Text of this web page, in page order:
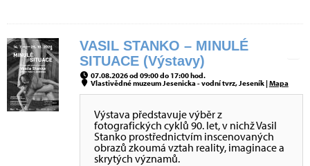
VASIL STANKO – MINULÉ
SITUACE (Výstavy)
07.08.2026 od 09:00 do 17:00 hod.
Vlastivědné muzeum Jesenicka - vodní tvrz, Jeseník |Mapa
Výstava představuje výběr z
fotografických cyklů 90. let, v nichž Vasil
Stanko prostřednictvím inscenovaných
obrazů zkoumá vztah reality, imaginace a
skrytých významů.